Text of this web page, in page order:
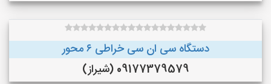
دستگاه سی ان سی خراطی ۶ محور
09177379579 (شیراز)